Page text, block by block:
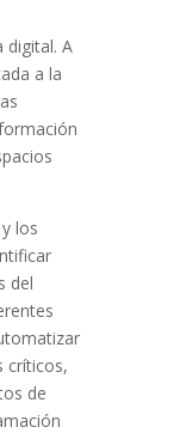
digital. A
a la
los
del
críticos,
de